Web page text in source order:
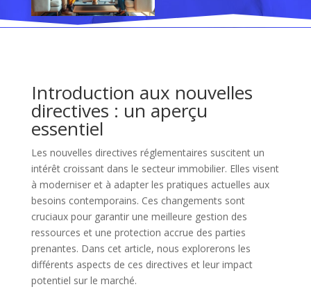
Introduction aux nouvelles
directives : un aperçu
essentiel
Les nouvelles directives réglementaires suscitent un
intérêt croissant dans le secteur immobilier. Elles visent
à moderniser et à adapter les pratiques actuelles aux
besoins contemporains. Ces changements sont
cruciaux pour garantir une meilleure gestion des
ressources et une protection accrue des parties
prenantes. Dans cet article, nous explorerons les
différents aspects de ces directives et leur impact
potentiel sur le marché.